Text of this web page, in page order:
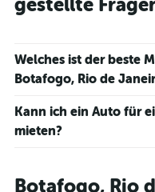
gestellte
Welches ist der beste
Botafogo, Rio de
Kann ich ein Auto für
mieten?
Botafogo, Rio